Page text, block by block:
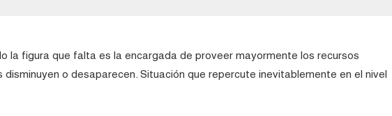
la figura que falta es la encargada de proveer mayormente los recursos
o desaparecen. Situación que repercute inevitablemente en el nivel